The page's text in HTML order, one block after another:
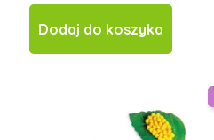
Dodaj do koszyka